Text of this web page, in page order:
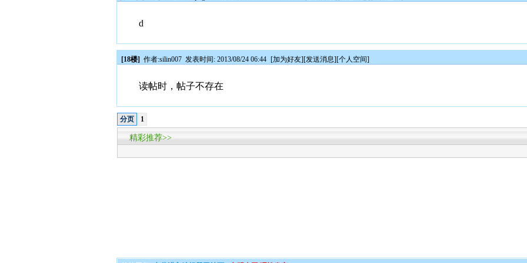
d
[18楼] 作者:silin007 发表时间: 2013/08/24 06:44 [加为好友][发送消息][个人空间]
读帖时，帖子不存在
分页 1
精彩推荐>>